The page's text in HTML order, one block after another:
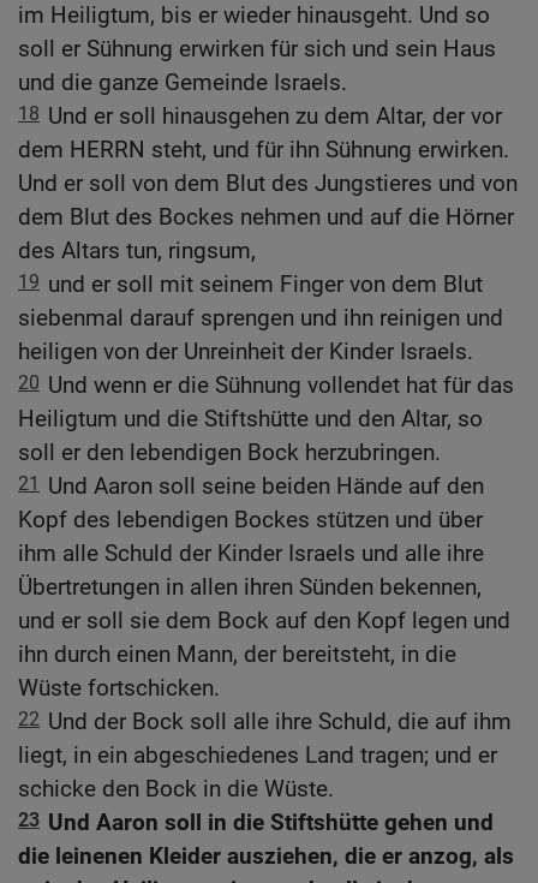
im Heiligtum, bis er wieder hinausgeht. Und so
soll er Sühnung erwirken für sich und sein Haus
und die ganze Gemeinde Israels.
18 Und er soll hinausgehen zu dem Altar, der vor
dem HERRN steht, und für ihn Sühnung erwirken.
Und er soll von dem Blut des Jungstieres und von
dem Blut des Bockes nehmen und auf die Hörner
des Altars tun, ringsum,
19 und er soll mit seinem Finger von dem Blut
siebenmal darauf sprengen und ihn reinigen und
heiligen von der Unreinheit der Kinder Israels.
20 Und wenn er die Sühnung vollendet hat für das
Heiligtum und die Stiftshütte und den Altar, so
soll er den lebendigen Bock herzubringen.
21
Und Aaron soll seine beiden Hände auf den
Kopf des lebendigen Bockes stützen und über
ihm alle Schuld der Kinder Israels und alle ihre
Übertretungen in allen ihren Sünden bekennen,
und er soll sie dem Bock auf den Kopf legen und
ihn durch einen Mann, der bereitsteht, in die
Wüste fortschicken.
22 Und der Bock soll alle ihre Schuld, die auf ihm
liegt, in ein abgeschiedenes Land tragen; und er
schicke den Bock in die Wüste.
23 Und Aaron soll in die Stiftshütte gehen und
die leinenen Kleider ausziehen, die er anzog, als